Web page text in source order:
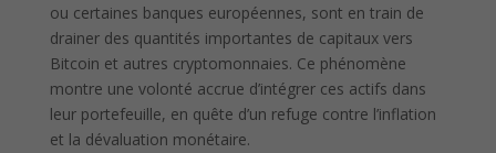
ou certaines banques européennes, sont en train de
drainer des quantités importantes de capitaux vers
Bitcoin et autres cryptomonnaies. Ce phénomène
montre une volonté accrue d’intégrer ces actifs dans
leur portefeuille, en quête d’un refuge contre l’inflation
et la dévaluation monétaire.